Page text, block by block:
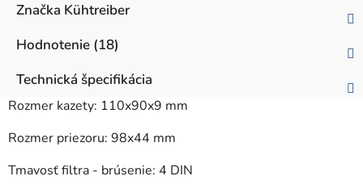
Značka Kühtreiber
Hodnotenie (18)
Technická špecifikácia
Rozmer kazety: 110x90x9 mm
Rozmer priezoru: 98x44 mm
Tmavosť filtra - brúsenie: 4 DIN